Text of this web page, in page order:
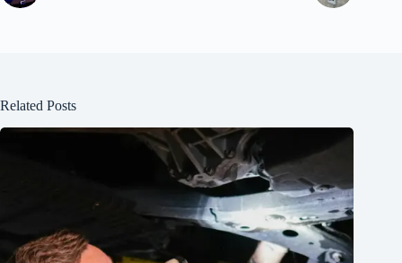
Related Posts